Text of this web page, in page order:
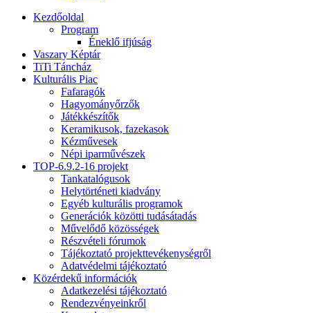
Kezdőoldal
Program
Éneklő ifjúság
Vaszary Képtár
TiTi Táncház
Kulturális Piac
Fafaragók
Hagyományőrzők
Játékkészítők
Keramikusok, fazekasok
Kézművesek
Népi iparművészek
TOP-6.9.2-16 projekt
Tankatalógusok
Helytörténeti kiadvány
Egyéb kulturális programok
Generációk közötti tudásátadás
Művelődő közösségek
Részvételi fórumok
Tájékoztató projekttevékenységről
Adatvédelmi tájékoztató
Közérdekű információk
Adatkezelési tájékoztató
Rendezvényeinkről